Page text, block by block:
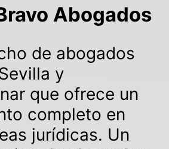
Abogados
de abogados
y
que ofrece un
completo en
jurídicas. Un